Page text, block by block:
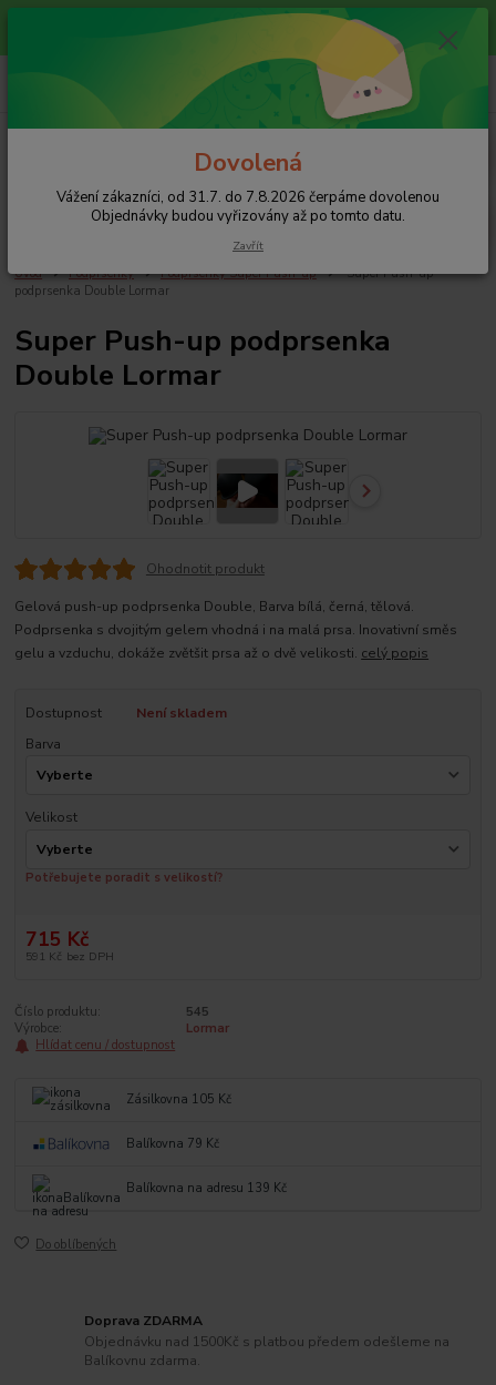
Vážení zákazníci, od 31.7. do 7.8.2026 čerpáme dovolenou
Objednávky budou vyřizovány až po tomto datu.
+420 608 754 282
pište email, pokud nezvedám tel.
Úvod Podprsenky Podprsenky Super Push-up
Super Push-up
podprsenka Double Lormar
Super Push-up podprsenka
Double Lormar
Ohodnotit produkt
Gelová push-up podprsenka Double, Barva bílá, černá, tělová.
Podprsenka s dvojitým gelem vhodná i na malá prsa. Inovativní směs
gelu a vzduchu, dokáže zvětšit prsa až o dvě velikosti. celý popis
Dostupnost
Není skladem
Barva
Velikost
Potřebujete poradit s velikostí?
715 Kč
591 Kč bez DPH
Číslo produktu:
545
Výrobce:
Lormar
Hlídat cenu / dostupnost
Zásilkovna 105 Kč
Balíkovna 79 Kč
Balíkovna na adresu 139 Kč
Do oblíbených
Doprava ZDARMA
Objednávku nad 1500Kč s platbou předem odešleme na
Balíkovnu zdarma.
Dovolená
Vážení zákazníci, od 31.7. do 7.8.2026 čerpáme dovolenou
Objednávky budou vyřizovány až po tomto datu.
Zavřít